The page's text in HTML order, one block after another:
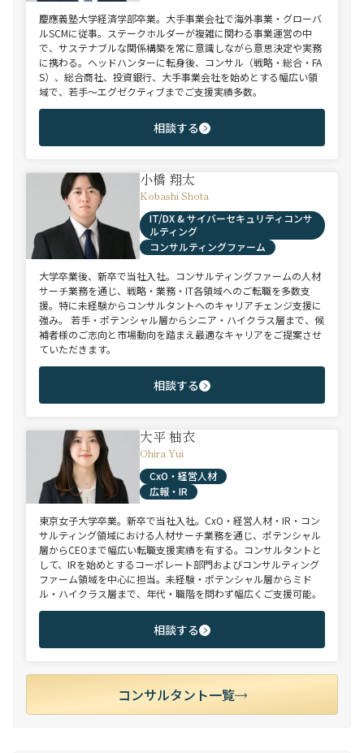
慶應義塾大学経済学部卒業。大手事業会社で海外事業・グローバ
ルSCMに従事。ステークホルダーが複雑に関わる事業運営の中
で、サステナブルな関係構築を常に意識しながら意思決定や実務
に携わる。ヘッドハンターに転身後、コンサル（戦略・総合・FA
S）、総合商社、投資銀行、大手事業会社を始めとする幅広い領
域で、若手～エグゼクティブまでご支援実績多数。
相談する
小橋 翔太
Kobashi Shota
IT/DX & サイバーセキュリティコンサ
ルティング
コンサルティングファーム
大学卒業後、新卒で当社入社。コンサルティングファームの人材
サーチ業務を通じ、戦略・業務・IT各領域へのご転職を多数支
援。特に未経験からコンサルタントへのキャリアチェンジ支援に
強み。 若手・ポテンシャル層からシニア・ハイクラス層まで、候
補者様のご志向と市場動向を踏まえ最適なキャリアをご提案させ
ていただきます。
相談する
大平 柚衣
Ohira Yui
CxO・経営人材
広報・IR
東京女子大学卒業。新卒で当社入社。CxO・経営人材・IR・コン
サルティング領域における人材サーチ業務を通じ、ポテンシャル
層からCEOまで幅広い転職支援実績を有する。コンサルタントと
して、IRを始めとするコーポレート部門およびコンサルティング
ファーム領域を中心に担当。未経験・ポテンシャル層からミド
ル・ハイクラス層まで、年代・職階を問わず幅広くご支援可能。
相談する
コンサルタント一覧